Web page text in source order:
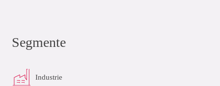
Segmente
Industrie